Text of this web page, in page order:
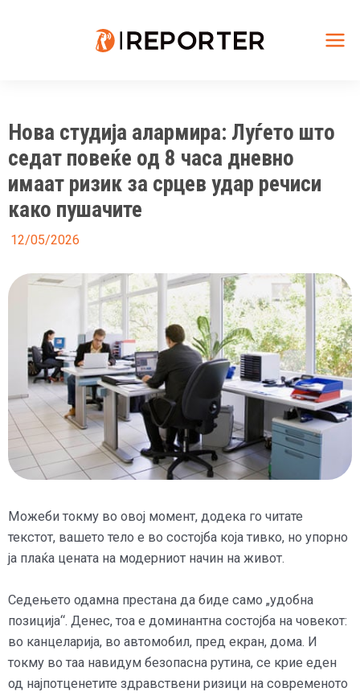
Нова студија алармира: Луѓето што
седат повеќе од 8 часа дневно
имаат ризик за срцев удар речиси
како пушачите
12/05/2026
Можеби токму во овој момент, додека го читате
текстот, вашето тело е во состојба која тивко, но упорно
ја плаќа цената на модерниот начин на живот.
Седењето одамна престана да биде само „удобна
позиција“. Денес, тоа е доминантна состојба на човекот:
во канцеларија, во автомобил, пред екран, дома. И
токму во таа навидум безопасна рутина, се крие еден
од најпотценетите здравствени ризици на современото